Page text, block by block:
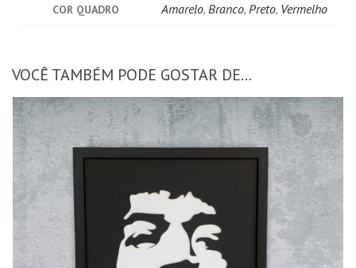
COR QUADRO Amarelo, Branco, Preto, Vermelho
VOCÊ TAMBÉM PODE GOSTAR DE…